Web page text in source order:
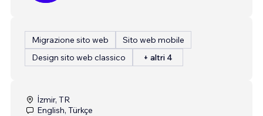
Migrazione sito web
Sito web mobile
Design sito web classico
+ altri 4
İzmir, TR
English, Türkçe